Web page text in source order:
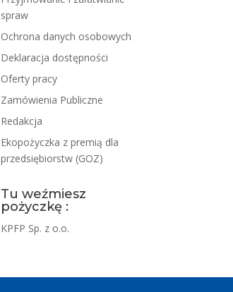
spraw
Ochrona danych osobowych
Deklaracja dostępności
Oferty pracy
Zamówienia Publiczne
Redakcja
Ekopożyczka z premią dla
przedsiębiorstw (GOZ)
Tu weźmiesz
pożyczkę :
KPFP Sp. z o.o.